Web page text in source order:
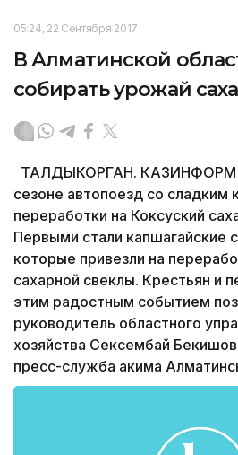
05:24, 22 Сентября 2017
В Алматинской
собирать урожай
ТАЛДЫКОРГАН. КАЗИНФОРМ
сезоне автопоезд со
переработки на Коксуский
Первыми стали капшагайские
которые привезли на
сахарной свеклы. Крестьян и
этим радостным событием
руководитель областного
хозяйства Сексембай
пресс-служба акима